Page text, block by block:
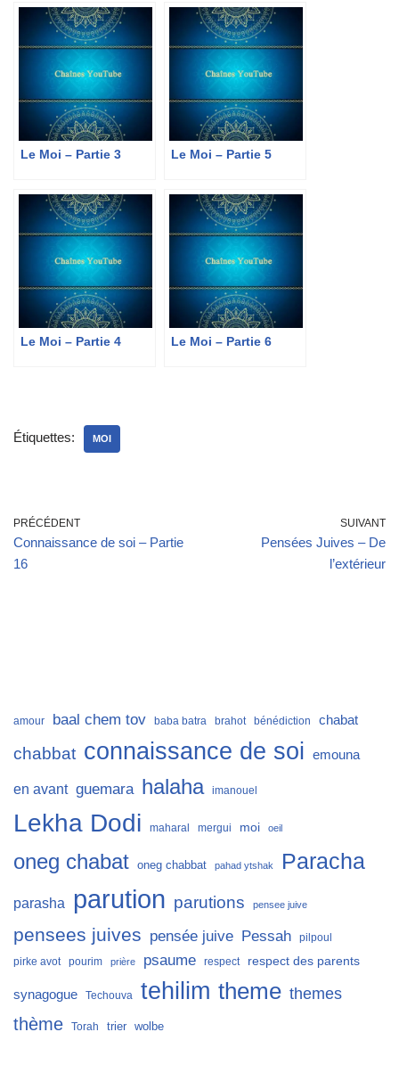
Le Moi – Partie 3 Le Moi – Partie 5
Le Moi – Partie 4 Le Moi – Partie 6
Étiquettes: MOI
PRÉCÉDENT
Connaissance de soi – Partie
16
SUIVANT
Pensées Juives – De
l’extérieur
amour baal chem tov baba batra brahot bénédiction chabat
chabbat connaissance de soi emouna
en avant guemara halaha imanouel
Lekha Dodi maharal mergui moi oeil
oneg chabat oneg chabbat pahad ytshak Paracha
parasha parution parutions pensee juive
pensees juives pensée juive Pessah
pilpoul
pirke avot
pourim prière psaume respect respect des parents
synagogue Techouva tehilim theme themes
thème Torah trier wolbe